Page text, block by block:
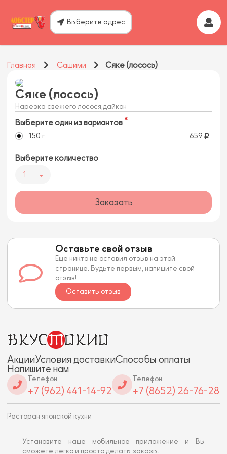
Выберите адрес
Главная Сашими Сяке (лосось)
Сяке (лосось)
Нарезка свежего лосося,дайкон
Выберите один из вариантов
150 г 659
Выберите количество
1
Заказать
Оставьте свой отзыв
Еще никто не оставил отзыв на этой
странице. Будьте первым, напишите свой
отзыв!
Оставить отзыв
АкцииУсловия доставкиСпособы оплаты
Напишите нам
Телефон
+7 (962) 441-14-92
Телефон
+7 (8652) 26-76-28
Ресторан японской кухни
Установите наше мобильное приложение и Вы
сможете легко и просто делать заказы.